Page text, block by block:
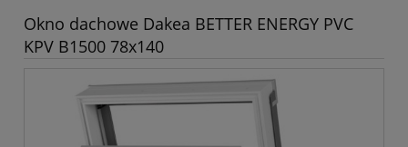
Okno dachowe Dakea BETTER ENERGY PVC
KPV B1500 78x140